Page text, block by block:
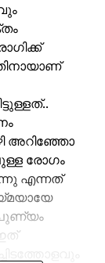
അറിഞ്ഞോ
രോഗം
എന്നത്